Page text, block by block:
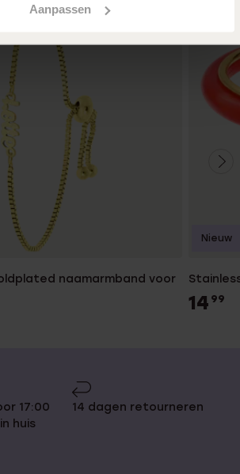
Aanpassen
naamarmband voor
14 99
Nieuw
17:00
huis
14 dagen retourneren